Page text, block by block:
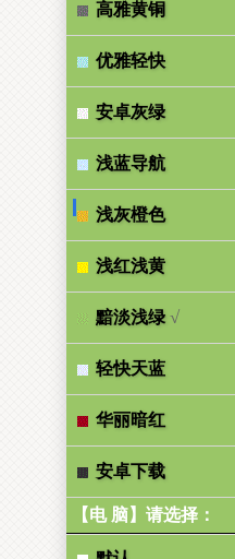
高雅黄铜
优雅轻快
安卓灰绿
浅蓝导航
浅灰橙色
浅红浅黄
黯淡浅绿√
轻快天蓝
华丽暗红
安卓下载
【电 脑】请选择：